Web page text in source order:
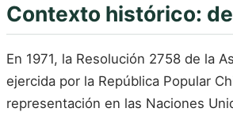
Contexto histórico: de
En 1971, la Resolución 2758 de la
ejercida por la República Popular
representación en las Naciones